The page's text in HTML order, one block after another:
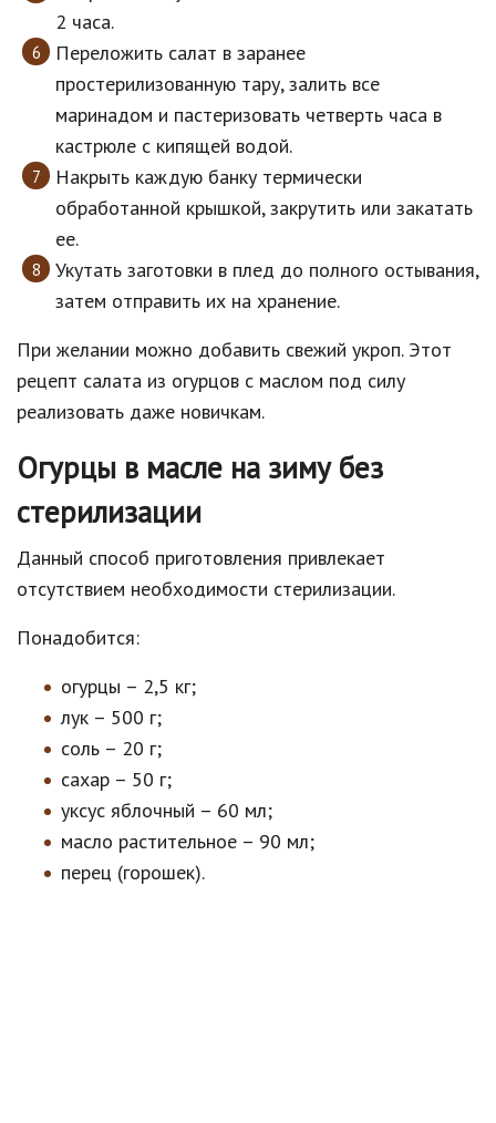
2 часа.
Переложить салат в заранее
простерилизованную тару, залить все
маринадом и пастеризовать четверть часа в
кастрюле с кипящей водой.
Накрыть каждую банку термически
обработанной крышкой, закрутить или закатать
ее.
Укутать заготовки в плед до полного остывания,
затем отправить их на хранение.
При желании можно добавить свежий укроп. Этот
рецепт салата из огурцов с маслом под силу
реализовать даже новичкам.
Огурцы в масле на зиму без
стерилизации
Данный способ приготовления привлекает
отсутствием необходимости стерилизации.
Понадобится:
огурцы – 2,5 кг;
лук – 500 г;
соль – 20 г;
сахар – 50 г;
уксус яблочный – 60 мл;
масло растительное – 90 мл;
перец (горошек).